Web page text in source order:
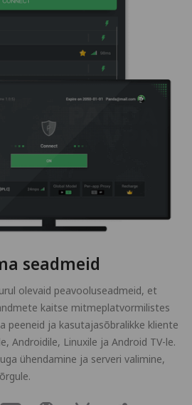
seadmeid
olevaid peavooluseadmeid, et
kaitse mitmeplatvormilistes
peeneid ja kasutajasõbralikke kliente
Androidile, Linuxile ja Android TV-le.
ühendamine ja serveri valimine,